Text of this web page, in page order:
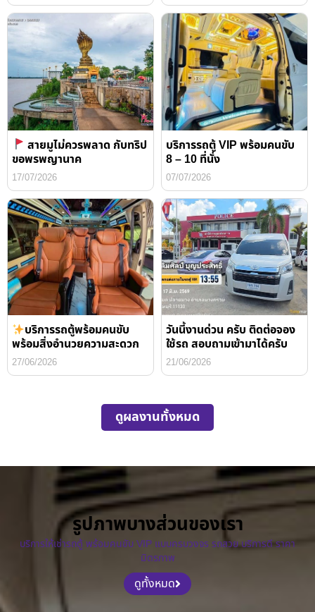
สายมูไม่ควรพลาด กับทริป
ขอพรพญานาค
17/07/2026
บริการรถตู้ VIP พร้อมคนขับ
8 – 10 ที่นั่ง
07/07/2026
บริการรถตู้พร้อมคนขับ
พร้อมสิ่งอำนวยความสะดวก
27/06/2026
วันนี้งานด่วน ครับ ติดต่อจอง
ใช้รถ สอบถามเข้ามาได้ครับ
21/06/2026
ดูผลงานทั้งหมด
รูปภาพบางส่วนของเรา
บริการให้เช่ารถตู้ พร้อมคนขับ VIP แบบครบวงจร รถสวย บริการดี ราคา
มิตรภาพ
ดูทั้งหมด